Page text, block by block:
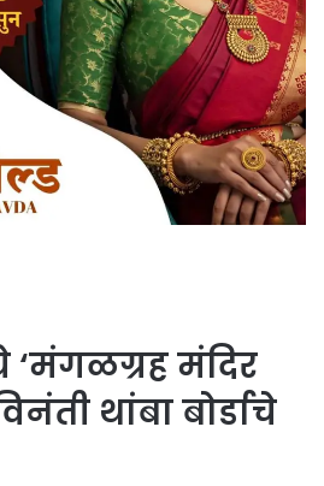
मंदिर
थांबा बोर्डाचे